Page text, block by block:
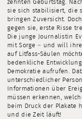
zehnten Geburtstag.
sie sich stabilisiert, die
bringen Zuversicht.
gegen sie, erste Risse
Die junge Journalistin
mit Sorge – und will
auf Litfass-Säulen
bedenkliche
Demokratie aufrufen.
unterschiedlicher
Informationen über
müssen erkennen,
beim Druck der Plakate
und die Zeit läuft!